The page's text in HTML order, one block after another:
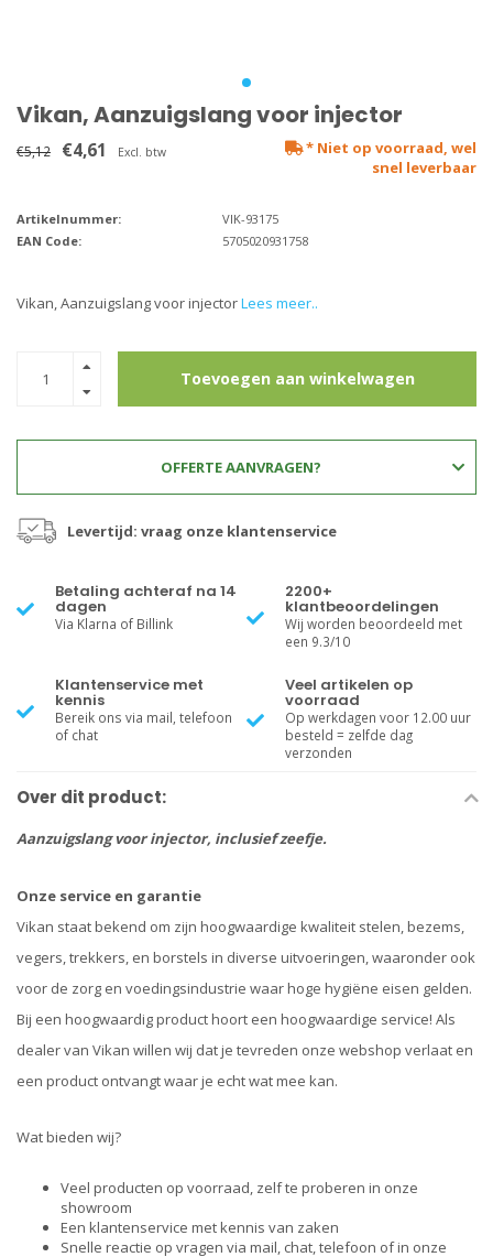
Vikan, Aanzuigslang voor injector
€5,12 €4,61 Excl. btw
* Niet op voorraad, wel
snel leverbaar
Artikelnummer:
VIK-93175
EAN Code:
5705020931758
Vikan, Aanzuigslang voor injectorLees meer..
Toevoegen aan winkelwagen
OFFERTE AANVRAGEN?
Levertijd: vraag onze klantenservice
Betaling achteraf na 14
dagen
Via Klarna of Billink
2200+
klantbeoordelingen
Wij worden beoordeeld met
een 9.3/10
Klantenservice met
kennis
Bereik ons via mail, telefoon
of chat
Veel artikelen op
voorraad
Op werkdagen voor 12.00 uur
besteld = zelfde dag
verzonden
Over dit product:
Aanzuigslang voor injector, inclusief zeefje.
Onze service en garantie
Vikan staat bekend om zijn hoogwaardige kwaliteit stelen, bezems,
vegers, trekkers, en borstels in diverse uitvoeringen, waaronder ook
voor de zorg en voedingsindustrie waar hoge hygiëne eisen gelden.
Bij een hoogwaardig product hoort een hoogwaardige service! Als
dealer van Vikan willen wij dat je tevreden onze webshop verlaat en
een product ontvangt waar je echt wat mee kan.
Wat bieden wij?
Veel producten op voorraad, zelf te proberen in onze
showroom
Een klantenservice met kennis van zaken
Snelle reactie op vragen via mail, chat, telefoon of in onze